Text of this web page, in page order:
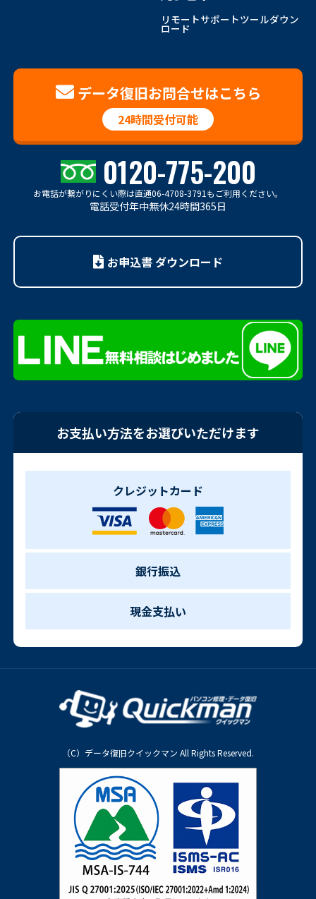
リモートサポートツールダウン
ロード
データ復旧お問合せはこちら
24時間受付可能
0120-775-200
お電話が繋がりにくい際は直通06-4708-3791もご利用ください。
電話受付年中無休24時間365日
お申込書 ダウンロード
お支払い方法をお選びいただけます
クレジットカード
銀行振込
現金支払い
（C）データ復旧クイックマン All Rights Reserved.